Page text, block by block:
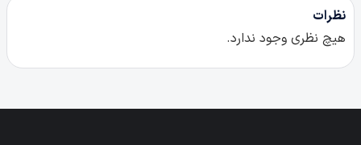
نظرات
هیچ نظری وجود ندارد.